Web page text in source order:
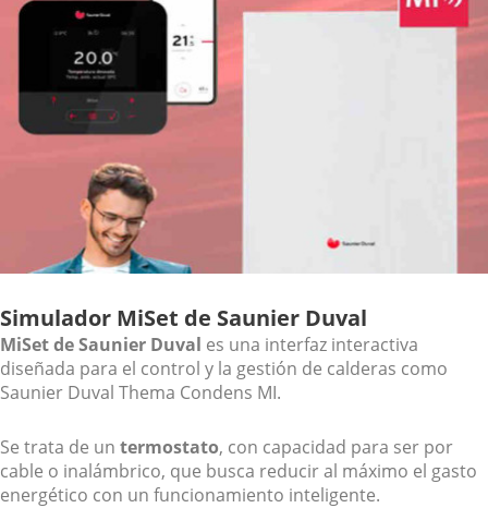
Simulador MiSet de Saunier Duval
MiSet de Saunier Duval es una interfaz interactiva
diseñada para el control y la gestión de calderas como
Saunier Duval Thema Condens MI.
Se trata de un termostato, con capacidad para ser por
cable o inalámbrico, que busca reducir al máximo el gasto
energético con un funcionamiento inteligente.